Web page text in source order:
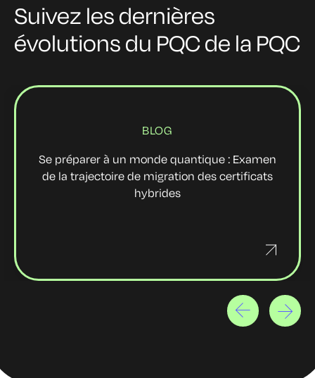
Suivez les dernières
évolutions du PQCde la PQC
BLOG
Se préparer à un monde quantique : Examen
de la trajectoire de migration des certificats
hybrides